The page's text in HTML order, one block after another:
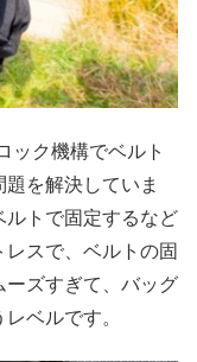
ック機構でベルト
を解決していま
ルトで固定するなど
スで、ベルトの固
ーズすぎて、バッグ
ベルです。